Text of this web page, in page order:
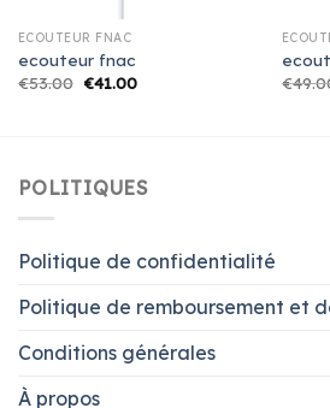
ECOUTEUR FNAC
ecouteur fnac
€53.00 €41.00
€
POLITIQUES
Politique de confidentialité
Politique de remboursement et
Conditions générales
À propos